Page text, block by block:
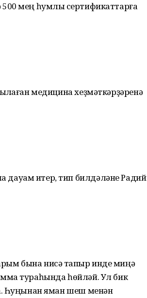
мең һумлыҡ сертификаттарға
медицина хеҙмәткәрҙәренә
итер, тип билдәләне Радий
бына нисә тапҡыр инде миңә
тураһында һөйләй. Ул бик
Һуңынан яман шеш менән